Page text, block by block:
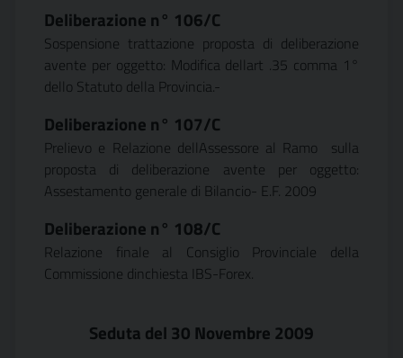
Deliberazione n° 106/C
Sospensione trattazione proposta di deliberazione
avente per oggetto: Modifica dellart .35 comma 1°
dello Statuto della Provincia.-
Deliberazione n° 107/C
Prelievo e Relazione dellAssessore al Ramo sulla
proposta di deliberazione avente per oggetto:
Assestamento generale di Bilancio- E.F. 2009
Deliberazione n° 108/C
Relazione finale al Consiglio Provinciale della
Commissione dinchiesta IBS-Forex.
Seduta del 30 Novembre 2009